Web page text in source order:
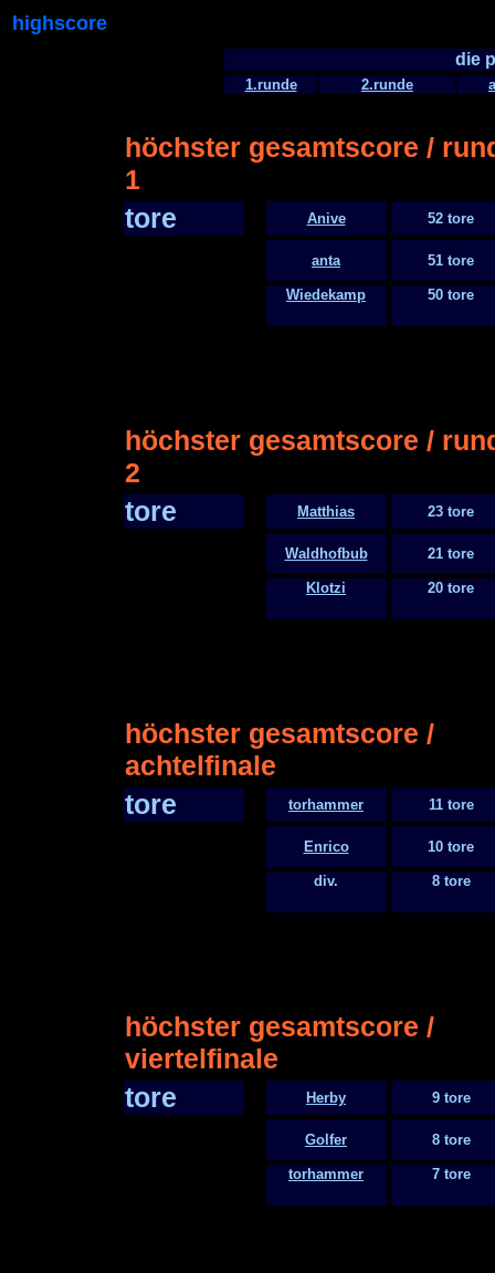
highscore
die
1.runde 2.runde
höchster gesamtscore /
1
tore
Anive 52 tore
anta 51 tore
Wiedekamp 50 tore
höchster gesamtscore /
2
tore
Matthias 23 tore
Waldhofbub 21 tore
Klotzi 20 tore
höchster gesamtscore /
achtelfinale
tore
torhammer 11 tore
Enrico 10 tore
div. 8 tore
höchster gesamtscore /
viertelfinale
tore
Herby 9 tore
Golfer 8 tore
torhammer 7 tore